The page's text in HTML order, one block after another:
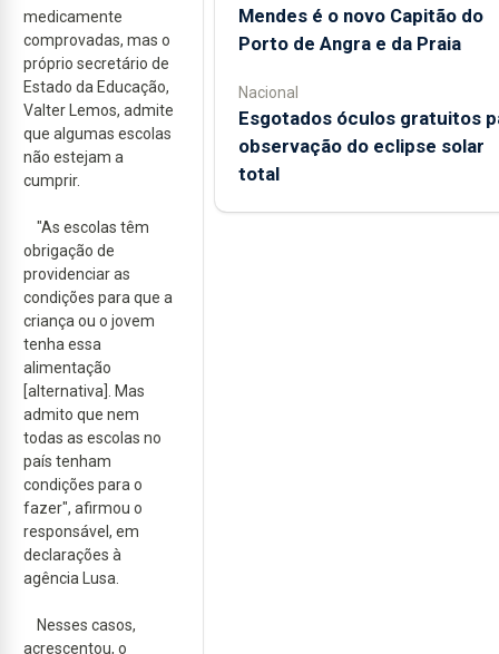
medicamente
comprovadas, mas o
próprio secretário de
Estado da Educação,
Valter Lemos, admite
que algumas escolas
não estejam a
cumprir.
"As escolas têm
obrigação de
providenciar as
condições para que a
criança ou o jovem
tenha essa
alimentação
[alternativa]. Mas
admito que nem
todas as escolas no
país tenham
condições para o
fazer", afirmou o
responsável, em
declarações à
agência Lusa.
Nesses casos,
acrescentou, o
Mendes é o novo Capitão do
Porto de Angra e da Praia
Nacional
Esgotados óculos gratuitos
observação do eclipse solar
total